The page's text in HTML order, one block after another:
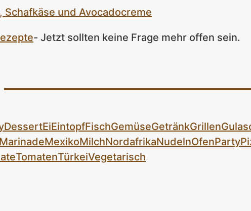
Schafkäse und Avocadocreme
- Jetzt sollten keine Frage mehr offen sein.
DessertEiEintopfFischGemüseGetränkGrillen
MarinadeMexikoMilchNordafrikaNudelnOfenParty
TomatenTürkeiVegetarisch